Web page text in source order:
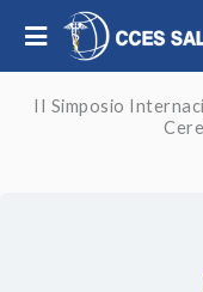
II Simposio